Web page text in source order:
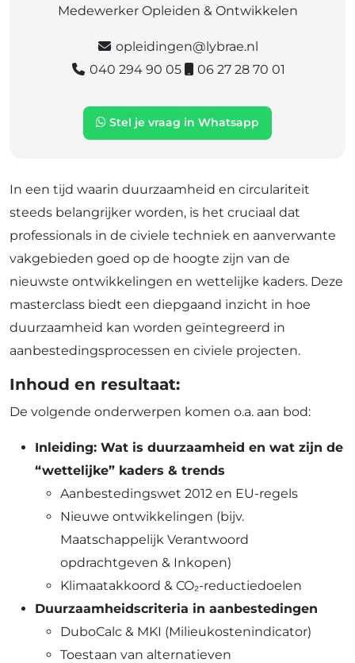
In een tijd waarin duurzaamheid en circulariteit
steeds belangrijker worden, is het cruciaal dat
professionals in de civiele techniek en aanverwante
vakgebieden goed op de hoogte zijn van de
nieuwste ontwikkelingen en wettelijke kaders. Deze
masterclass biedt een diepgaand inzicht in hoe
duurzaamheid kan worden geïntegreerd in
aanbestedingsprocessen en civiele projecten.
Inhoud en resultaat:
De volgende onderwerpen komen o.a. aan bod:
Inleiding: Wat is duurzaamheid en wat zijn de
“wettelijke” kaders & trends
Aanbestedingswet 2012 en EU-regels
Nieuwe ontwikkelingen (bijv.
Maatschappelijk Verantwoord
opdrachtgeven & Inkopen)
Klimaatakkoord & CO₂-reductiedoelen
Duurzaamheidscriteria in aanbestedingen
DuboCalc & MKI (Milieukostenindicator)
Toestaan van alternatieven
Medewerker Opleiden & Ontwikkelen
opleidingen@lybrae.nl
040 294 90 05
06 27 28 70 01
Stel je vraag in Whatsapp